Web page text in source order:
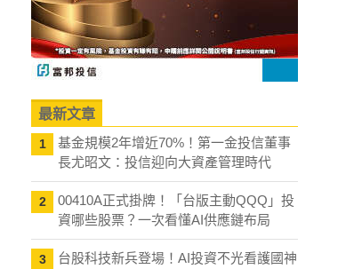
最新文章
1
基金規模2年增近70%！第一金投信董事
長尤昭文：投信迎向大資產管理時代
2
00410A正式掛牌！「台版主動QQQ」投
資哪些股票？一次看懂AI供應鏈布局
3
台股科技新兵登場！AI投資不光看護國神